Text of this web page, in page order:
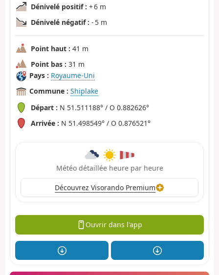
Dénivelé positif : + 6 m
Dénivelé négatif : - 5 m
Point haut : 41 m
Point bas : 31 m
Pays : Royaume-Uni
Commune : Shiplake
Départ : N 51.511188° / O 0.882626°
Arrivée : N 51.498549° / O 0.876521°
Météo détaillée heure par heure
Découvrez Visorando Premium
Ouvrir dans l'app